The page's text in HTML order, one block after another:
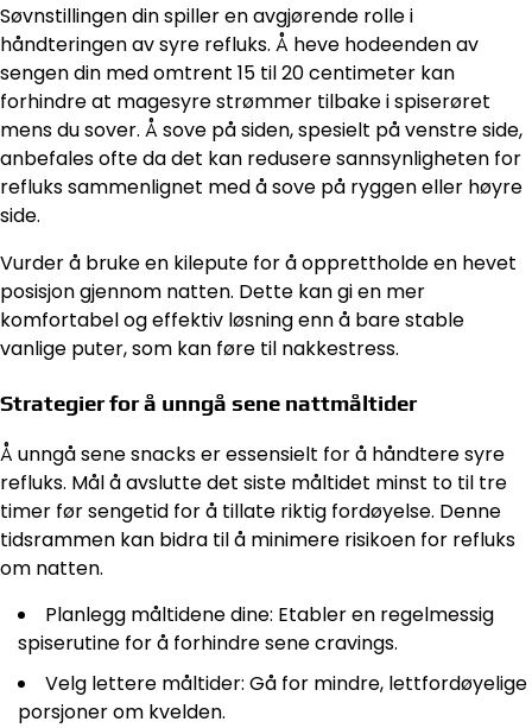
Søvnstillingen din spiller en avgjørende rolle i
håndteringen av syre refluks. Å heve hodeenden av
sengen din med omtrent 15 til 20 centimeter kan
forhindre at magesyre strømmer tilbake i spiserøret
mens du sover. Å sove på siden, spesielt på venstre side,
anbefales ofte da det kan redusere sannsynligheten for
refluks sammenlignet med å sove på ryggen eller høyre
side.
Vurder å bruke en kilepute for å opprettholde en hevet
posisjon gjennom natten. Dette kan gi en mer
komfortabel og effektiv løsning enn å bare stable
vanlige puter, som kan føre til nakkestress.
Strategier for å unngå sene nattmåltider
Å unngå sene snacks er essensielt for å håndtere syre
refluks. Mål å avslutte det siste måltidet minst to til tre
timer før sengetid for å tillate riktig fordøyelse. Denne
tidsrammen kan bidra til å minimere risikoen for refluks
om natten.
Planlegg måltidene dine: Etabler en regelmessig
spiserutine for å forhindre sene cravings.
Velg lettere måltider: Gå for mindre, lettfordøyelige
porsjoner om kvelden.